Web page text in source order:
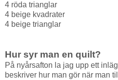
4 röda trianglar
4 beige kvadrater
4 beige trianglar
Hur syr man en quilt?
På nyårsafton la jag upp ett
beskriver hur man gör när man